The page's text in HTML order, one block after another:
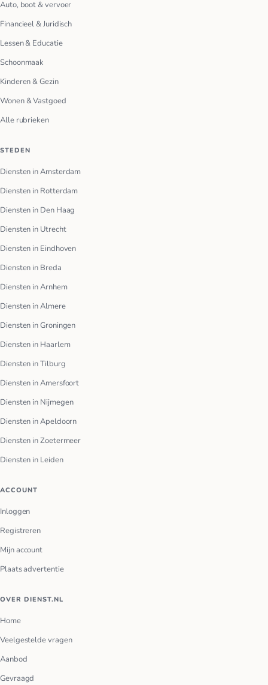
Auto, boot & vervoer
Financieel & Juridisch
Lessen & Educatie
Schoonmaak
Kinderen & Gezin
Wonen & Vastgoed
Alle rubrieken
STEDEN
Diensten in Amsterdam
Diensten in Rotterdam
Diensten in Den Haag
Diensten in Utrecht
Diensten in Eindhoven
Diensten in Breda
Diensten in Arnhem
Diensten in Almere
Diensten in Groningen
Diensten in Haarlem
Diensten in Tilburg
Diensten in Amersfoort
Diensten in Nijmegen
Diensten in Apeldoorn
Diensten in Zoetermeer
Diensten in Leiden
ACCOUNT
Inloggen
Registreren
Mijn account
Plaats advertentie
OVER DIENST.NL
Home
Veelgestelde vragen
Aanbod
Gevraagd